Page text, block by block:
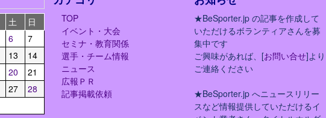
土
日
6
7
13
14
20
21
27
28
TOP
イベント・大会
セミナ・教育関係
選手・チーム情報
ニュース
広報ＰＲ
記事掲載依頼
★BeSporter.jp の記事を作成して
いただけるボランティアさんを募
集中です
ご興味があれば、[お問い合せ]より
ご連絡ください
★BeSporter.jp へニュースリリー
スなど情報提供していただけるイ